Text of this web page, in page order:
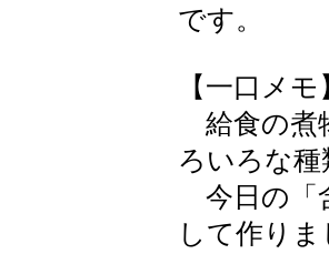
です。
【一口メモ
給食の煮
ろいろな
今日の「
して作り